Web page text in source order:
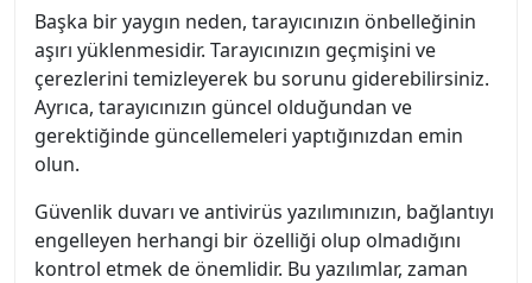
Başka bir yaygın neden, tarayıcınızın önbelleğinin
aşırı yüklenmesidir. Tarayıcınızın geçmişini ve
çerezlerini temizleyerek bu sorunu giderebilirsiniz.
Ayrıca, tarayıcınızın güncel olduğundan ve
gerektiğinde güncellemeleri yaptığınızdan emin
olun.
Güvenlik duvarı ve antivirüs yazılımınızın, bağlantıyı
engelleyen herhangi bir özelliği olup olmadığını
kontrol etmek de önemlidir. Bu yazılımlar, zaman